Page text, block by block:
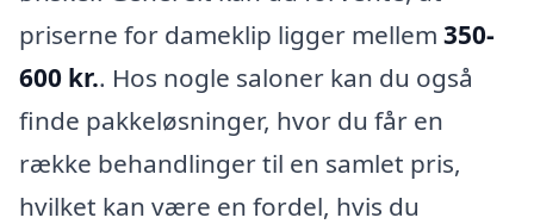
priserne for dameklip ligger mellem 350-
600 kr.. Hos nogle saloner kan du også
finde pakkeløsninger, hvor du får en
række behandlinger til en samlet pris,
hvilket kan være en fordel, hvis du